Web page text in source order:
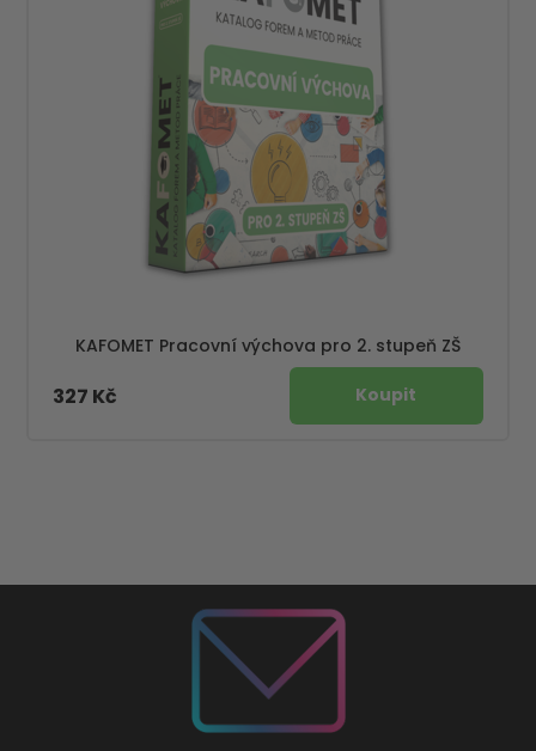
KAFOMET Pracovní výchova pro 2. stupeň ZŠ
327 Kč